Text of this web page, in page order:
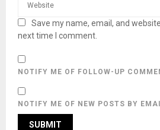
Save my name, email, and
next time I comment.
NOTIFY ME OF FOLLOW-UP
NOTIFY ME OF NEW POSTS BY